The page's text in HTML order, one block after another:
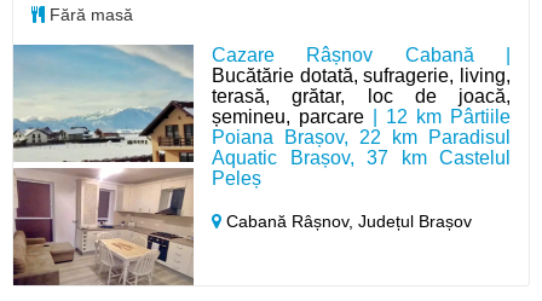
Cazare Râșnov Cabană |
Bucătărie dotată, sufragerie, living,
terasă, grătar, loc de joacă,
șemineu, parcare | 12 km Pârtiile
Poiana Brașov, 22 km Paradisul
Aquatic Brașov, 37 km Castelul
Peleș
Cabană Râșnov,Județul Brașov
Fără masă